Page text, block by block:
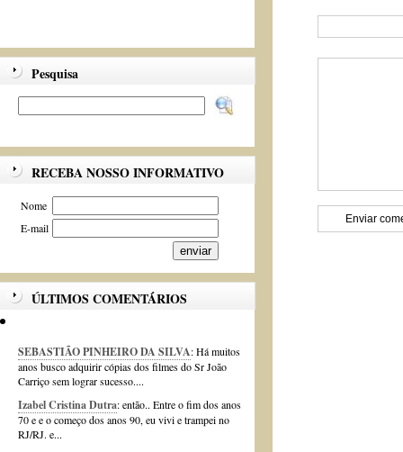
Pesquisa
RECEBA NOSSO INFORMATIVO
Nome
E-mail
ÚLTIMOS COMENTÁRIOS
SEBASTIÃO PINHEIRO DA SILVA: Há muitos
anos busco adquirir cópias dos filmes do Sr João
Carriço sem lograr sucesso....
Izabel Cristina Dutra: então.. Entre o fim dos anos
70 e e o começo dos anos 90, eu vivi e trampei no
RJ/RJ. e...